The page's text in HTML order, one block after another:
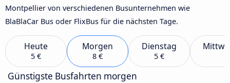
Montpellier von verschiedenen Busunternehmen wie
BlaBlaCar Bus oder FlixBus für die nächsten Tage.
Heute
5 €
Morgen
8 €
Dienstag
5 €
Günstigste Busfahrten morgen